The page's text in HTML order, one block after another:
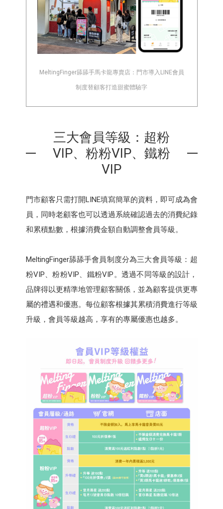
MeltingFinger舔舔手馬卡龍專賣店：門市導入LINE會員
制度替顧客打造甜蜜體驗字
三大會員等級：超粉
VIP、粉粉VIP、鐵粉
VIP
門市顧客只需打開LINE填寫簡單的資料，即可成為會
員，同時老顧客也可以透過系統確認過去的消費紀錄
和累積點數，根據消費金額自動調整會員等級。
MeltingFinger舔舔手會員制度分為三大會員等級：超
粉VIP、粉粉VIP、鐵粉VIP。透過不同等級的設計，
品牌得以更精準地管理顧客關係，並為顧客提供更專
屬的禮遇和優惠。每位顧客根據其累積消費進行等級
升級，會員等級越高，享有的專屬優惠也越多。